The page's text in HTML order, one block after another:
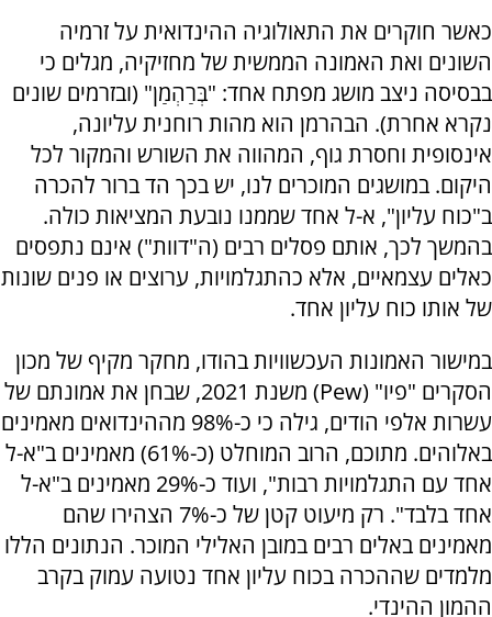
כאשר חוקרים את התאולוגיה ההינדואית על זרמיה
השונים ואת האמונה הממשית של מחזיקיה, מגלים כי
בבסיסה ניצב מושג מפתח אחד: "בְּרַהְמַן" (ובזרמים שונים
נקרא אחרת). הבהרמן הוא מהות רוחנית עליונה,
אינסופית וחסרת גוף, המהווה את השורש והמקור לכל
היקום. במושגים המוכרים לנו, יש בכך הד ברור להכרה
ב"כוח עליון", א-ל אחד שממנו נובעת המציאות כולה.
בהמשך לכך, אותם פסלים רבים (ה"דוות") אינם נתפסים
כאלים עצמאיים, אלא כהתגלמויות, ערוצים או פנים שונות
של אותו כוח עליון אחד.
במישור האמונות העכשוויות בהודו, מחקר מקיף של מכון
הסקרים "פיו" (Pew) משנת 2021, שבחן את אמונתם של
עשרות אלפי הודים, גילה כי כ-98% מההינדואים מאמינים
באלוהים. מתוכם, הרוב המוחלט (כ-61%) מאמינים ב"א-ל
אחד עם התגלמויות רבות", ועוד כ-29% מאמינים ב"א-ל
אחד בלבד". רק מיעוט קטן של כ-7% הצהירו שהם
מאמינים באלים רבים במובן האלילי המוכר. הנתונים הללו
מלמדים שההכרה בכוח עליון אחד נטועה עמוק בקרב
ההמון ההינדי.